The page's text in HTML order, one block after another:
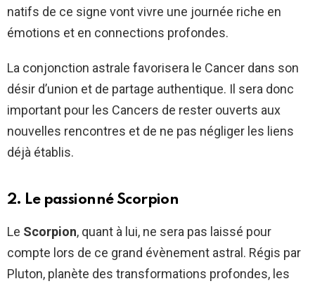
natifs de ce signe vont vivre une journée riche en
émotions et en connections profondes.
La conjonction astrale favorisera le Cancer dans son
désir d’union et de partage authentique. Il sera donc
important pour les Cancers de rester ouverts aux
nouvelles rencontres et de ne pas négliger les liens
déjà établis.
2. Le passionné Scorpion
Le Scorpion, quant à lui, ne sera pas laissé pour
compte lors de ce grand évènement astral. Régis par
Pluton, planète des transformations profondes, les